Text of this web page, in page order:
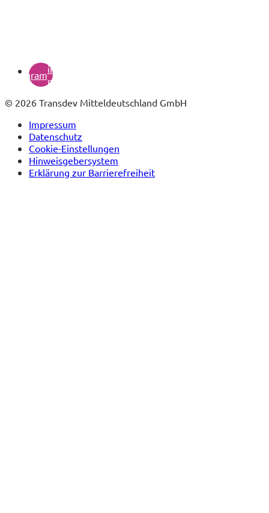
instagramin
neuem
© 2026 Transdev Mitteldeutschland GmbH
Impressum
Datenschutz
Cookie-Einstellungen
Hinweisgebersystem
Erklärung zur Barrierefreiheit